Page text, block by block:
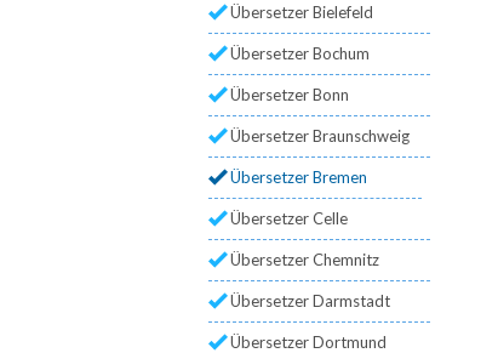
Übersetzer Bielefeld
Übersetzer Bochum
Übersetzer Bonn
Übersetzer Braunschweig
Übersetzer Bremen
Übersetzer Celle
Übersetzer Chemnitz
Übersetzer Darmstadt
Übersetzer Dortmund